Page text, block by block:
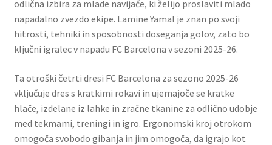
odlična izbira za mlade navijače, ki želijo proslaviti mlado
napadalno zvezdo ekipe. Lamine Yamal je znan po svoji
hitrosti, tehniki in sposobnosti doseganja golov, zato bo
ključni igralec v napadu FC Barcelona v sezoni 2025-26.
Ta otroški četrti dresi FC Barcelona za sezono 2025-26
vključuje dres s kratkimi rokavi in ​​ujemajoče se kratke
hlače, izdelane iz lahke in zračne tkanine za odlično udobje
med tekmami, treningi in igro. Ergonomski kroj otrokom
omogoča svobodo gibanja in jim omogoča, da igrajo kot